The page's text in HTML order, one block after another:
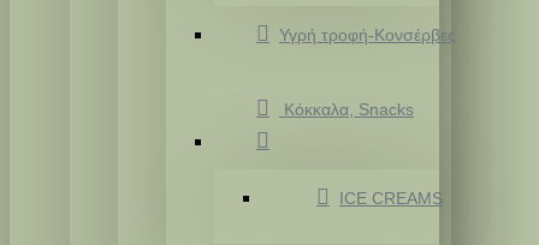
Υγρή τροφή-Κονσέρβες
Κόκκαλα, Snacks
ICE CREAMS